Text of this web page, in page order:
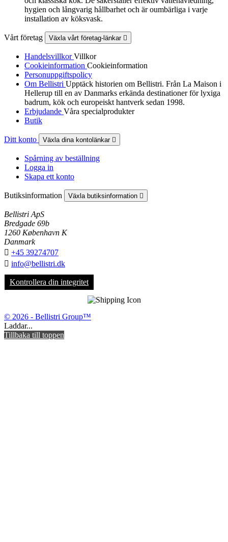
hygien och långvarig hållbarhet och är oumbärliga i varje
installation av köksvask.
Vårt företag Växla vårt företag-länkar 
HandelsvillkorVillkor
Cookieinformation Cookieinformation
Personuppgiftspolicy
Om Bellistri Upptäck historien om Bellistri. Från La Maison i
Hellerup till en av Danmarks erkända destinationer för lyxiga
badrum, kök och europeiskt hantverk sedan 1998.
Erbjudande Våra specialprodukter
Butik
Ditt konto Växla dina kontolänkar 
Spårning av beställning
Logga in
Skapa ett konto
Butiksinformation Växla butiksinformation 
Bellistri ApS
Bredgade 69b
1260 København K
Danmark
 +45 39274707
 info@bellistri.dk
Kontrollera din integritet
© 2026 - Bellistri Group™
Laddar...
Tillbaka till toppen